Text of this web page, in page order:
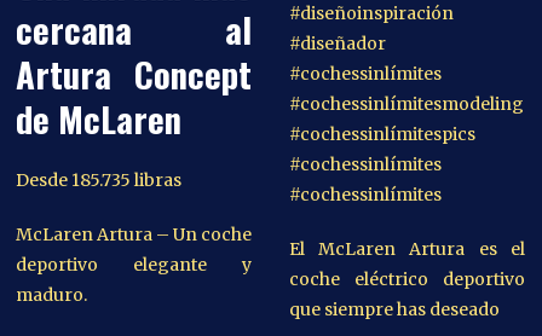
cercana al
Artura Concept
de McLaren
Desde 185.735 libras
McLaren Artura – Un coche
deportivo elegante y
maduro.
#diseñoinspiración
#diseñador
#cochessinlímites
#cochessinlímitesmodeling
#cochessinlímitespics
#cochessinlímites
#cochessinlímites
El McLaren Artura es el
coche eléctrico deportivo
que siempre has deseado